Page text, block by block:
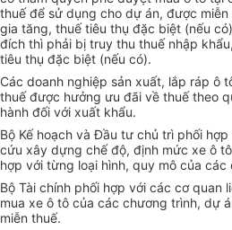
thuế để sử dụng cho dự án, được
gia tăng, thuế tiêu thụ đặc biệt (nếu
đích thì phải bị truy thu thuế nhập
tiêu thụ đặc biệt (nếu có).
Các doanh nghiệp sản xuất, lắp ráp ô
thuế được hưởng ưu đãi về thuế theo
hành đối với xuất khẩu.
Bộ Kế hoạch và Đầu tư chủ trì phối
cứu xây dựng chế độ, định mức xe ô
hợp với từng loại hình, quy mô của
Bộ Tài chính phối hợp với các cơ quan
mua xe ô tô của các chương trình, dự
miễn thuế.